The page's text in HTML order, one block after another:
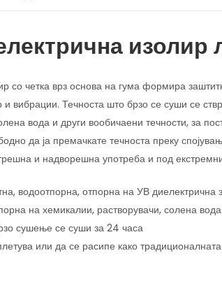
изолир
со четка врз основа на гума формира
и вибрации. Течноста што брзо се суши се
вода и други вообичаени течности, за
да ја премачкате течноста преку
и надворешна употреба и под
водоотпорна, отпорна на УВ диелектрична
на хемикалии, растворувачи, солена
сушење се суши за 24 часа
или да се расипе како